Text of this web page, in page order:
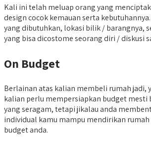
Kali ini telah meluap orang yang
design cocok kemauan serta
yang dibutuhkan, lokasi bilik / barangnya,
yang bisa dicostome seorang diri / diskusi
On Budget
Berlainan atas kalian membeli rumah jadi,
kalian perlu mempersiapkan budget mesti
yang seragam, tetapi jikalau anda
individual kamu mampu mendirikan
budget anda.